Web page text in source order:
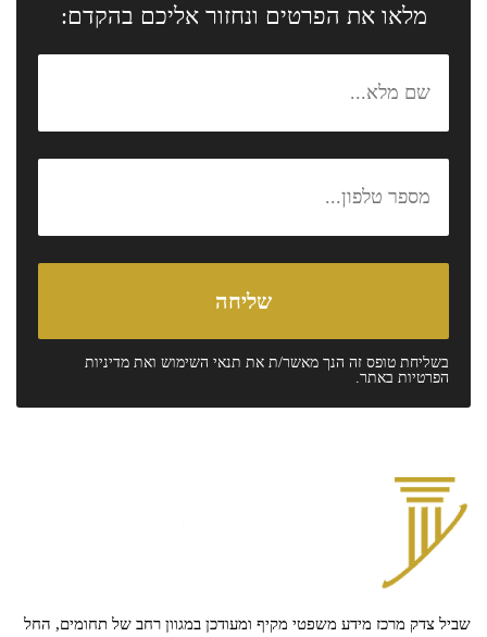
מלאו את הפרטים ונחזור אליכם בהקדם:
בשליחת טופס זה הנך מאשר/ת את תנאי השימוש ואת מדיניות
הפרטיות באתר.
שביל צדק מרכז מידע משפטי מקיף ומעודכן במגוון רחב של תחומים, החל